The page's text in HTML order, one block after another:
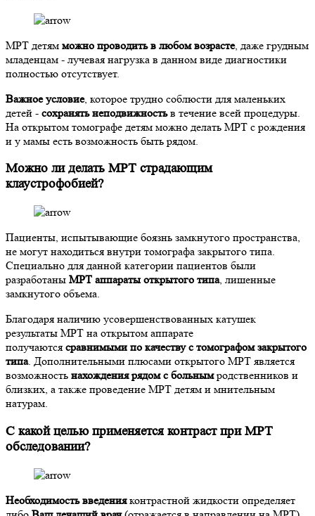
МРТ детям можно проводить в любом возрасте, даже грудным
младенцам - лучевая нагрузка в данном виде диагностики
полностью отсутствует.
Важное условие, которое трудно соблюсти для маленьких
детей - сохранять неподвижностьв течение всей процедуры.
На открытом томографе детям можно делать МРТ с рождения
и у мамы есть возможность быть рядом.
Можно ли делать МРТ страдающим
клаустрофобией?
Пациенты, испытывающие боязнь замкнутого пространства,
не могут находиться внутри томографа закрытого типа.
Специально для данной категории пациентов были
разработаны МРТ аппараты открытого типа, лишенные
замкнутого объема.
Благодаря наличию усовершенствованных катушек
результаты МРТ на открытом аппарате
получаются сравнимыми по качеству с томографом закрытого
типа. Дополнительными плюсами открытого МРТ является
возможность нахождения рядом с больнымродственников и
близких, а также проведение МРТ детям и мнительным
натурам.
С какой целью применяется контраст при МРТ
обследовании?
Необходимость введенияконтрастной жидкости определяет